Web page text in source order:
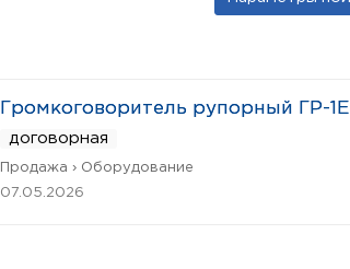
Громкоговоритель рупорный ГР-1Е
договорная
Продажа › Оборудование
07.05.2026